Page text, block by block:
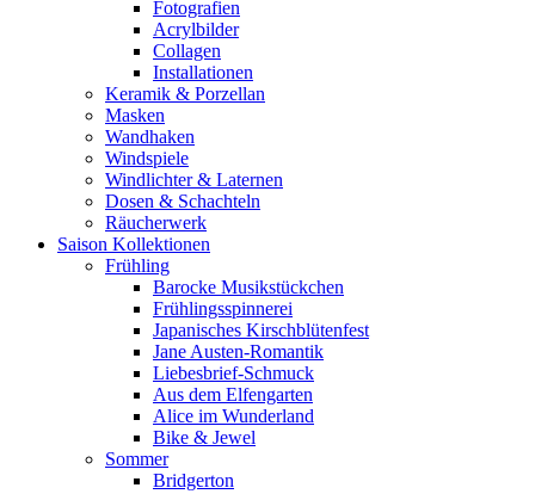
Fotografien
Acrylbilder
Collagen
Installationen
Keramik & Porzellan
Masken
Wandhaken
Windspiele
Windlichter & Laternen
Dosen & Schachteln
Räucherwerk
Saison Kollektionen
Frühling
Barocke Musikstückchen
Frühlingsspinnerei
Japanisches Kirschblütenfest
Jane Austen-Romantik
Liebesbrief-Schmuck
Aus dem Elfengarten
Alice im Wunderland
Bike & Jewel
Sommer
Bridgerton